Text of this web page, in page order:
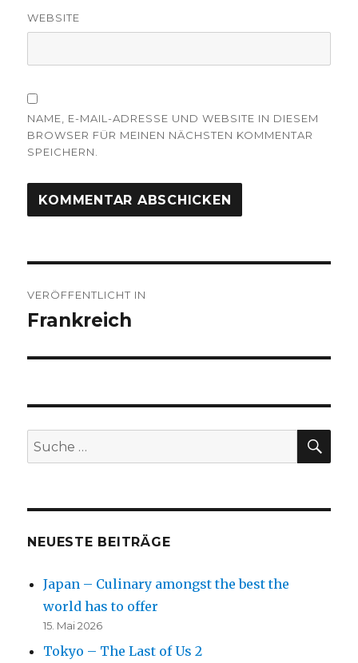
WEBSITE
NAME, E-MAIL-ADRESSE UND WEBSITE IN DIESEM
BROWSER FÜR MEINEN NÄCHSTEN KOMMENTAR
SPEICHERN.
VERÖFFENTLICHT IN
Frankreich
Suche
nach:
NEUESTE BEITRÄGE
Japan – Culinary amongst the best the
world has to offer
15. Mai 2026
Tokyo – The Last of Us 2